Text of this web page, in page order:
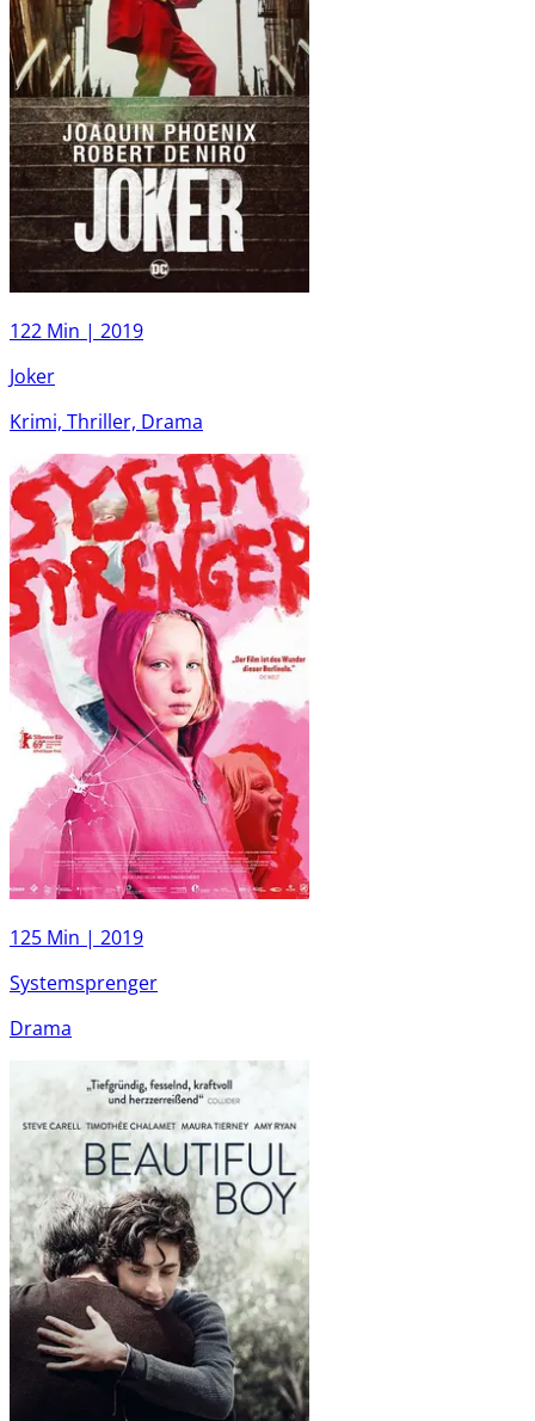
122 Min | 2019
Joker
Krimi, Thriller, Drama
125 Min | 2019
Systemsprenger
Drama